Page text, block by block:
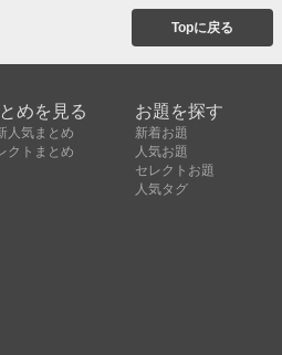
Topに戻る
めを見る
人気まとめ
クトまとめ
お題を探す
新着お題
人気お題
セレクトお題
人気タグ